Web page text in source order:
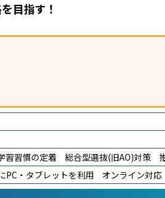
目指す！
習習慣の定着 総合型選抜(旧AO)対策
PC・タブレットを利用 オンライン対応